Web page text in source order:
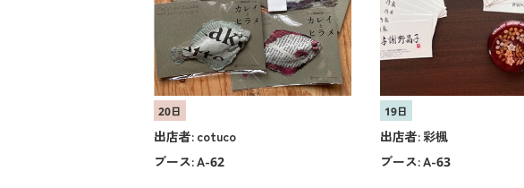
20日
出店者: cotuco
ブース:A-62
19日
出店者:彩楓
ブース:A-63